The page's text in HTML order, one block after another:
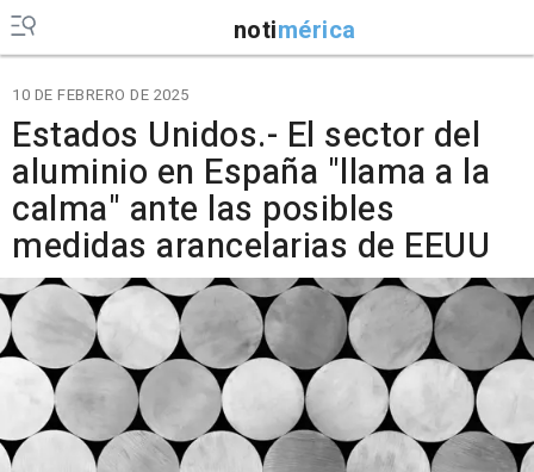
notimérica
10 DE FEBRERO DE 2025
Estados Unidos.- El sector del
aluminio en España "llama a la
calma" ante las posibles
medidas arancelarias de EEUU